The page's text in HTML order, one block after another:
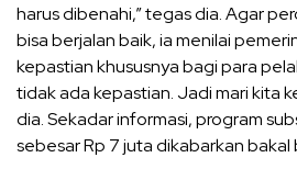
harus dibenahi,” tegas dia. Agar
bisa berjalan baik, ia menilai
kepastian khususnya bagi para
tidak ada kepastian. Jadi mari kita
dia. Sekadar informasi, program
sebesar Rp 7 juta dikabarkan bakal